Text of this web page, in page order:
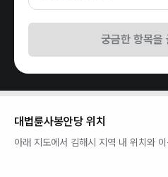
궁금한 항목을
대법륜사봉안당 위치
아래 지도에서 김해시 지역 내 위치와